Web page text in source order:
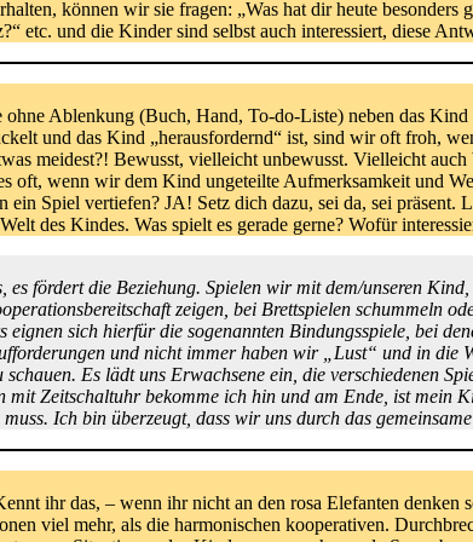
können wir sie fragen: „Was hat dir heute besonders
etc. und die Kinder sind selbst auch interessiert, diese
Ablenkung (Buch, Hand, To-do-Liste) neben das Kind
und das Kind „herausfordernd“ ist, sind wir oft froh,
meidest?! Bewusst, vielleicht unbewusst. Vielleicht
oft, wenn wir dem Kind ungeteilte Aufmerksamkeit und
Spiel vertiefen? JA! Setz dich dazu, sei da, sei
des Kindes. Was spielt es gerade gerne? Wofür
fördert die Beziehung. Spielen wir mit dem/unseren
zeigen, bei Brettspielen schummeln
sich hierfür die sogenannten Bindungsspiele, bei
und nicht immer haben wir „Lust“ und in die
Es lädt uns Erwachsene ein, die verschiedenen
Zeitschaltuhr bekomme ich hin und am Ende, ist mein
Ich bin überzeugt, dass wir uns durch das
ihr das, – wenn ihr nicht an den rosa Elefanten
viel mehr, als die harmonischen kooperativen.